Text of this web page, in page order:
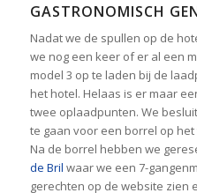
GASTRONOMISCH
Nadat we de spullen op de
we nog een keer of er al een
model 3 op te laden bij de
het hotel. Helaas is er maar
twee oplaadpunten. We
te gaan voor een borrel op
Na de borrel hebben we
de Bril waar we een 7-
gerechten op de website zien